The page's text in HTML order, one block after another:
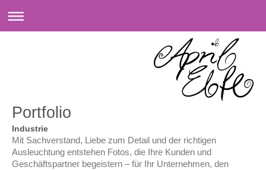
Portfolio
Industrie
Mit Sachverstand, Liebe zum Detail und der richtigen
Ausleuchtung entstehen Fotos, die Ihre Kunden und
Geschäftspartner begeistern – für Ihr Unternehmen, den